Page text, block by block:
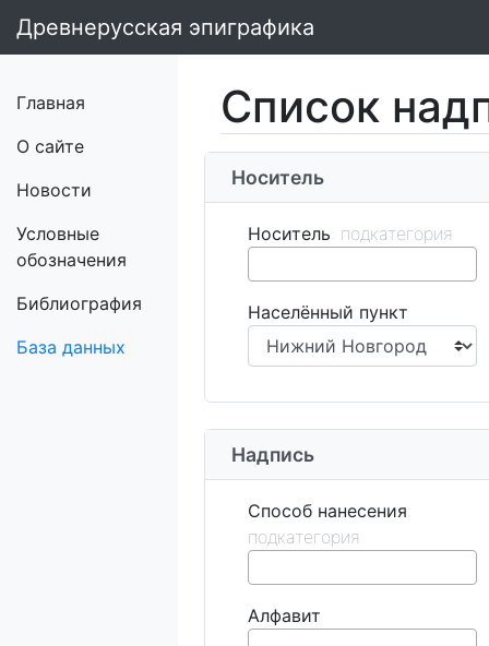
Древнерусская эпиграфика
Главная
О сайте
Новости
Условные
обозначения
Библиография
База данных
Список
Носитель
Носитель
Населённый пункт
Надпись
Способ нанесения
Алфавит